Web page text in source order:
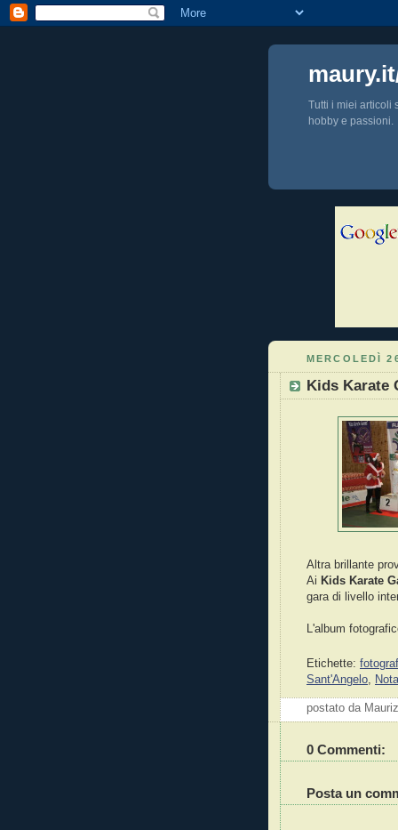
Tutti i miei articoli
hobby e passioni.
MERCOLEDÌ
Kids Karate
Altra brillante
Ai Kids Karate
gara di livello
L'album
Etichette:
Sant'Angelo,
postato da
0 Commenti:
Posta un